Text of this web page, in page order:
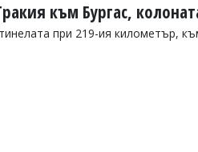
към Бургас,
при 219-ия километър,